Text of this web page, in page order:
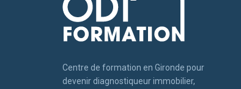
Centre de formation en Gironde pour
devenir diagnostiqueur immobilier,